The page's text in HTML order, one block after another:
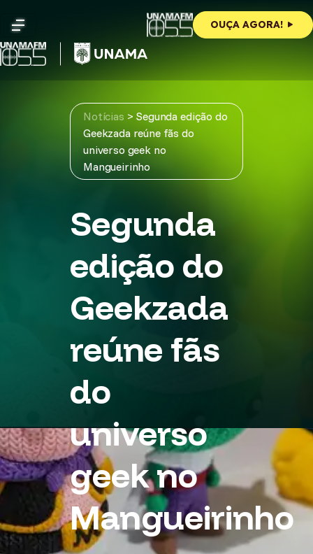
content
OUÇA AGORA!
Notícias > Segunda edição do
Geekzada reúne fãs do
universo geek no
Mangueirinho
Segunda
edição do
Geekzada
reúne fãs
do
universo
geek no
Mangueirinho